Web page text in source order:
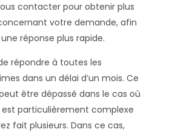
contacter pour obtenir plus
votre demande, afin
réponse plus rapide.
répondre à toutes les
dans un délai d’un mois. Ce
être dépassé dans le cas où
particulièrement complexe
fait plusieurs. Dans ce cas,